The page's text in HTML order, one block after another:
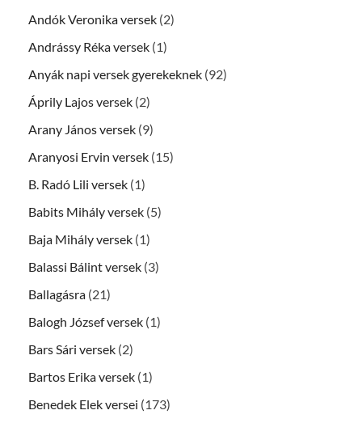
Andók Veronika versek (2)
Andrássy Réka versek (1)
Anyák napi versek gyerekeknek (92)
Áprily Lajos versek (2)
Arany János versek (9)
Aranyosi Ervin versek (15)
B. Radó Lili versek (1)
Babits Mihály versek (5)
Baja Mihály versek (1)
Balassi Bálint versek (3)
Ballagásra (21)
Balogh József versek (1)
Bars Sári versek (2)
Bartos Erika versek (1)
Benedek Elek versei (173)